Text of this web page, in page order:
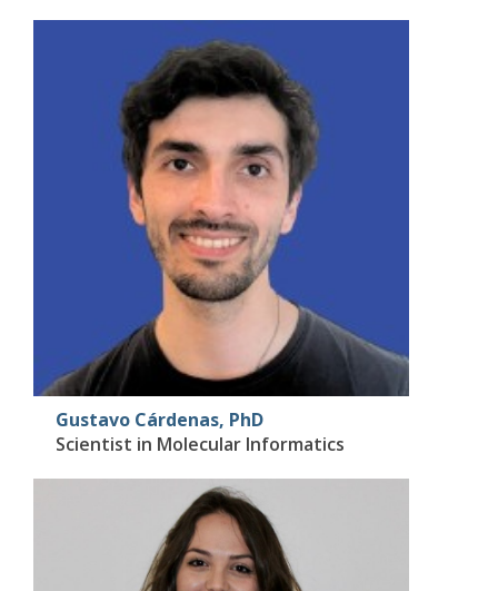
Gustavo Cárdenas, PhD
Scientist in Molecular Informatics